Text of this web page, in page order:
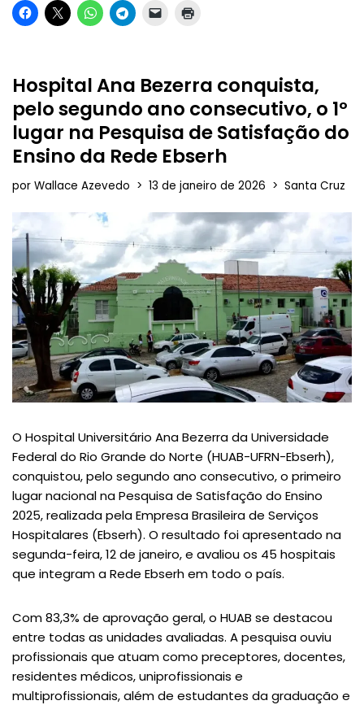
Hospital Ana Bezerra conquista,
pelo segundo ano consecutivo, o 1º
lugar na Pesquisa de Satisfação do
Ensino da Rede Ebserh
por Wallace Azevedo 13 de janeiro de 2026 Santa Cruz
O Hospital Universitário Ana Bezerra da Universidade
Federal do Rio Grande do Norte (HUAB-UFRN-Ebserh),
conquistou, pelo segundo ano consecutivo, o primeiro
lugar nacional na Pesquisa de Satisfação do Ensino
2025, realizada pela Empresa Brasileira de Serviços
Hospitalares (Ebserh). O resultado foi apresentado na
segunda-feira, 12 de janeiro, e avaliou os 45 hospitais
que integram a Rede Ebserh em todo o país.
Com 83,3% de aprovação geral, o HUAB se destacou
entre todas as unidades avaliadas. A pesquisa ouviu
profissionais que atuam como preceptores, docentes,
residentes médicos, uniprofissionais e
multiprofissionais, além de estudantes da graduação e